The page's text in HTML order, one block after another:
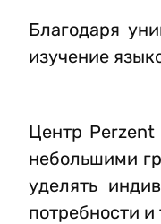
Благодаря
изучение
Центр Perzent
небольшими
уделять
потребности